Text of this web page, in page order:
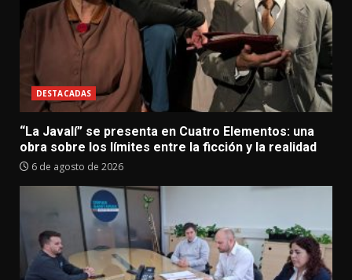
DESTACADAS
“La Javalí” se presenta en Cuatro Elementos: una
obra sobre los límites entre la ficción y la realidad
6 de agosto de 2026